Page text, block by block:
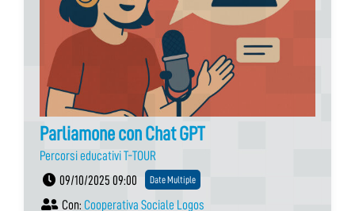
Parliamone con Chat GPT
Percorsi educativi T-TOUR
09/10/2025 09:00
Date Multiple
Con: Cooperativa Sociale Logos